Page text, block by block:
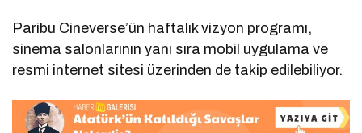
Paribu Cineverse’ün haftalık vizyon programı,
sinema salonlarının yanı sıra mobil uygulama ve
resmi internet sitesi üzerinden de takip edilebiliyor.